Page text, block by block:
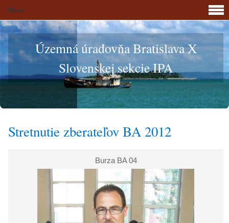
Územná úradovňa Bratislava X
Slovenskej sekcie IPA
Stretnutie zberateľov BA 2012
Burza BA 04
Menu